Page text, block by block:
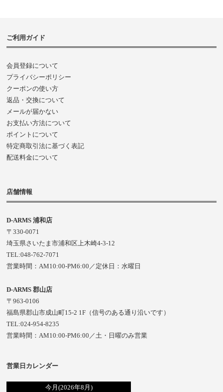
ご利用ガイド
会員登録について
プライバシーポリシー
クーポンの使い方
返品・交換について
メールが届かない
お支払い方法について
ポイントについて
特定商取引法に基づく表記
配送料金について
店舗情報
D-ARMS 浦和店
〒330-0071
埼玉県さいたま市浦和区上木崎4-3-12
TEL:048-762-7071
営業時間：AM10:00-PM6:00／定休日：水曜日
D-ARMS 郡山店
〒963-0106
福島県郡山市成山町15-2 1F（信号のある通り沿いです）
TEL:024-954-8235
営業時間：AM10:00-PM6:00／土・日曜のみ営業
営業日カレンダー
今月(2026年8月)